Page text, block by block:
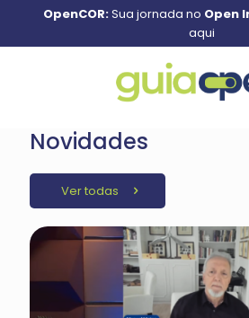
OpenCOR:Sua jornada no Open
aqui
Novidades
Ver todas